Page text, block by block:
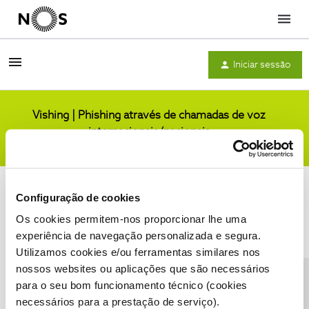
Configuração de cookies
Os cookies permitem-nos proporcionar lhe uma
experiência de navegação personalizada e segura.
Utilizamos cookies e/ou ferramentas similares nos
nossos websites ou aplicações que são necessários
para o seu bom funcionamento técnico (cookies
necessários para a prestação de serviço).
Menu
Iniciar sessão
Vishing | Phishing através de chamadas de voz
internacionais/nacionais
Condições do Fórum NOS Accessibility statement